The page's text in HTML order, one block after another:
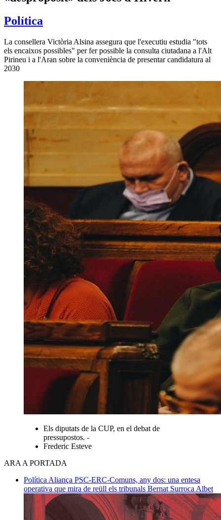
Política
La consellera Victòria Alsina assegura que l'executiu estudia "tots
els encaixos possibles" per fer possible la consulta ciutadana a l'Alt
Pirineu i a l'Aran sobre la conveniència de presentar candidatura al
2030
Els diputats de la CUP, en el debat de
pressupostos. -
Frederic Esteve
ARA A PORTADA
Política Aliança PSC-ERC-Comuns, any dos: una entesa
operativa que mira de reüll els tribunals Bernat Surroca Albet